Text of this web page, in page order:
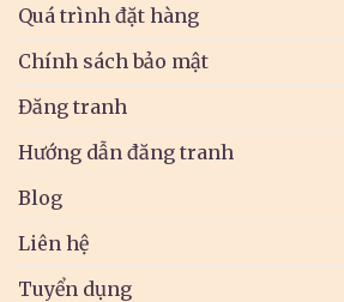
Quá trình đặt hàng
Chính sách bảo mật
Đăng tranh
Hướng dẫn đăng tranh
Blog
Liên hệ
Tuyển dụng